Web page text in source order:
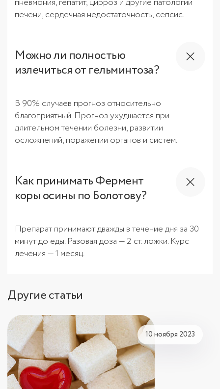
пневмония, гепатит, цирроз и другие патологии
печени, сердечная недостаточность, сепсис.
Можно ли полностью
излечиться от гельминтоза?
В 90% случаев прогноз относительно
благоприятный. Прогноз ухудшается при
длительном течении болезни, развитии
осложнений, поражении органов и систем.
Как принимать Фермент
коры осины по Болотову?
Препарат принимают дважды в течение дня за 30
минут до еды. Разовая доза — 2 ст. ложки. Курс
лечения — 1 месяц.
Другие статьи
10 ноября 2023